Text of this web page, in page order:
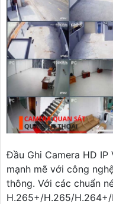
Đầu Ghi Camera HD IP
mạnh mẽ với công
thông. Với các chuẩn
H.265+/H.265/